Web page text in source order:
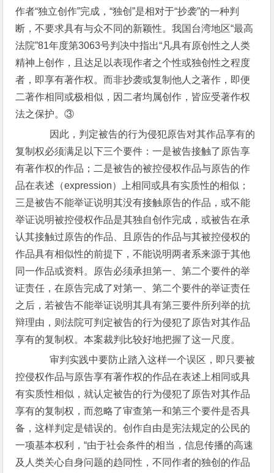
作者“独立创作”完成，“独创”是相对于“抄袭”的一种判
断，不要求具有与众不同的新颖性。我国台湾地区“最高
法院”81年度第3063号判决中指出“凡具有原创性之人类
精神上创作，且达足以表现作者之个性或独创性之程度
者，即享有著作权。而非抄袭或复制他人之著作，即便
二著作相同或极相似，因二者均属创作，皆应受著作权
法之保护。③
因此，判定被告的行为侵犯原告对其作品享有的
复制权必须满足以下三个要件：一是被告接触了原告享
有著作权的作品；二是被告的被控侵权作品与原告的作
品在表述（expression）上相同或具有实质性的相似；
三是被告不能举证说明其没有接触原告的作品，或不能
举证说明被控侵权作品是其独自创作完成，或被告在承
认其接触过原告的作品、且原告的作品与其被控侵权的
作品具有相似性的前提下，不能说明两者系来源于其他
同一作品或资料。原告必须承担第一、第二个要件的举
证责任，在原告完成了对第一、第二个要件的举证责任
之后，若被告不能举证说明其具有第三要件所列举的抗
辩理由，则法院可判定被告的行为侵犯了原告对其作品
享有的复制权。本案裁判比较好地把握了这一尺度。
审判实践中要防止踏入这样一个误区，即只要被
控侵权作品与原告享有著作权的作品在表述上相同或具
有实质性相似，就认定被告的行为侵犯了原告对其作品
享有的复制权，而忽略了审查第一和第三个要件是否具
备，这样判定是错误的。创作自由是宪法规定的公民的
一项基本权利，“由于社会条件的相当，信息传播的高速
及人类关心自身问题的趋同性，不同作者的独创的作品